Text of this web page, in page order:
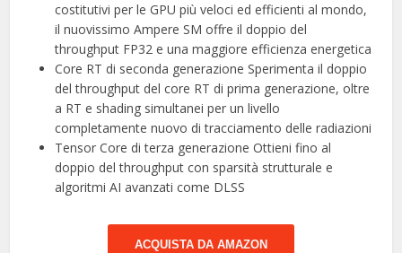
costitutivi per le GPU più veloci ed efficienti al mondo,
il nuovissimo Ampere SM offre il doppio del
throughput FP32 e una maggiore efficienza energetica
Core RT di seconda generazione Sperimenta il doppio
del throughput del core RT di prima generazione, oltre
a RT e shading simultanei per un livello
completamente nuovo di tracciamento delle radiazioni
Tensor Core di terza generazione Ottieni fino al
doppio del throughput con sparsità strutturale e
algoritmi AI avanzati come DLSS
ACQUISTA DA AMAZON